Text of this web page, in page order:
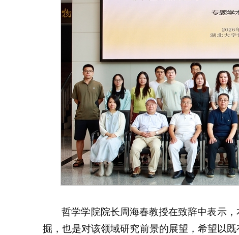
哲学学院院长周海春教授在致辞中表示
掘，也是对该领域研究前景的展望，希望以